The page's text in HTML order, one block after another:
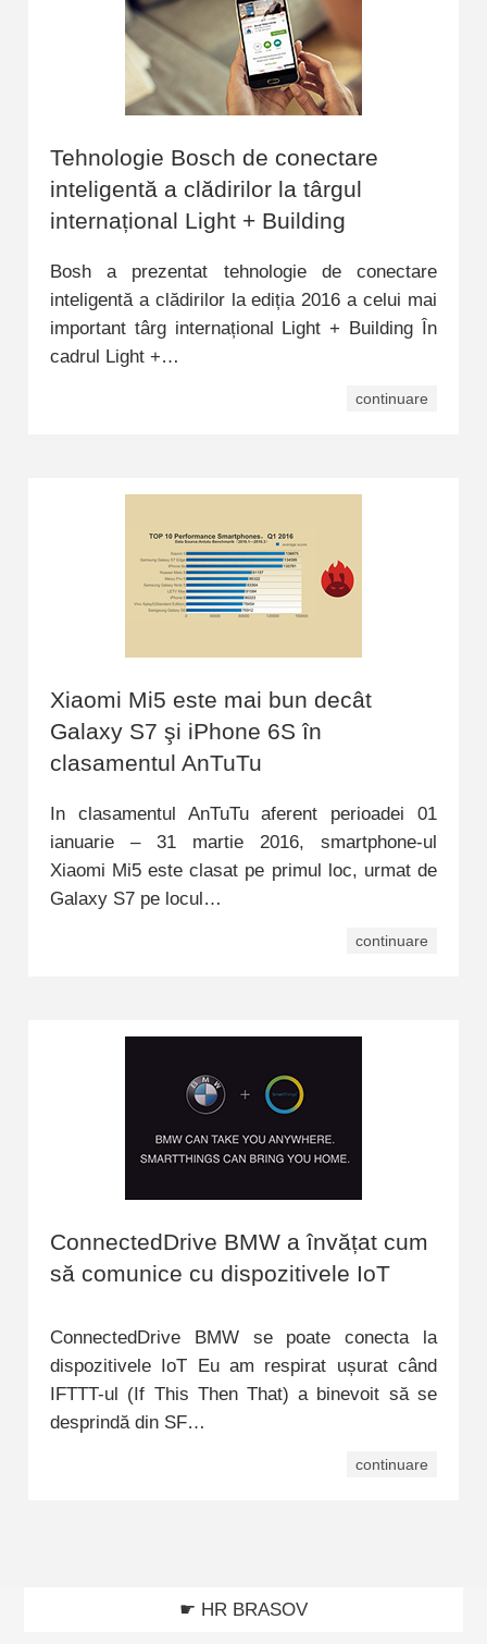
Tehnologie Bosch de conectare
inteligentă a clădirilor la târgul
internațional Light + Building
Bosh a prezentat tehnologie de conectare
inteligentă a clădirilor la ediția 2016 a celui mai
important târg internațional Light + Building În
cadrul Light +…
continuare
Xiaomi Mi5 este mai bun decât
Galaxy S7 şi iPhone 6S în
clasamentul AnTuTu
In clasamentul AnTuTu aferent perioadei 01
ianuarie – 31 martie 2016, smartphone-ul
Xiaomi Mi5 este clasat pe primul loc, urmat de
Galaxy S7 pe locul…
continuare
ConnectedDrive BMW a învățat cum
să comunice cu dispozitivele IoT
ConnectedDrive BMW se poate conecta la
dispozitivele IoT Eu am respirat ușurat când
IFTTT-ul (If This Then That) a binevoit să se
desprindă din SF…
continuare
☛ HR BRASOV